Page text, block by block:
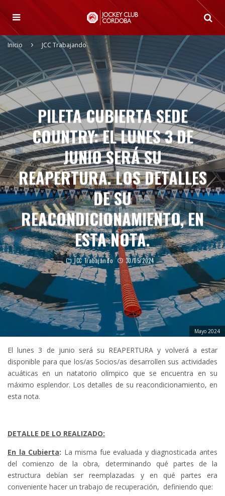
Inicio JCC Trabajando
Mayo 2024
PILETA CUBIERTA SEDE
COUNTRY: EL LUNES 3 DE
JUNIO SERÁ SU
REAPERTURA. LOS DETALLES
DE SU
REACONDICIONAMIENTO, EN
ESTA NOTA.
JCC Trabajando 30/05/2024
El lunes 3 de junio será su REAPERTURA y volverá a estar
disponible para que los/as Socios/as desarrollen sus actividades
acuáticas en un natatorio olímpico que se encuentra en su
máximo esplendor. Los detalles de su reacondicionamiento, en
esta nota.
DETALLE DE LO REALIZADO:
En la Cubierta: La misma fue evaluada y diagnosticada antes
del comienzo de la obra, determinando qué partes de la
estructura debían ser reemplazadas y en qué partes era
conveniente hacer un trabajo de recuperación, definiendo que: